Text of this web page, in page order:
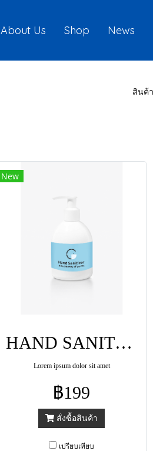
About Us Shop News
สินค้
New
HAND SANITIZER GEL
Lorem ipsum dolor sit amet
฿199
สั่งซื้อสินค้า
เปรียบเทียบ